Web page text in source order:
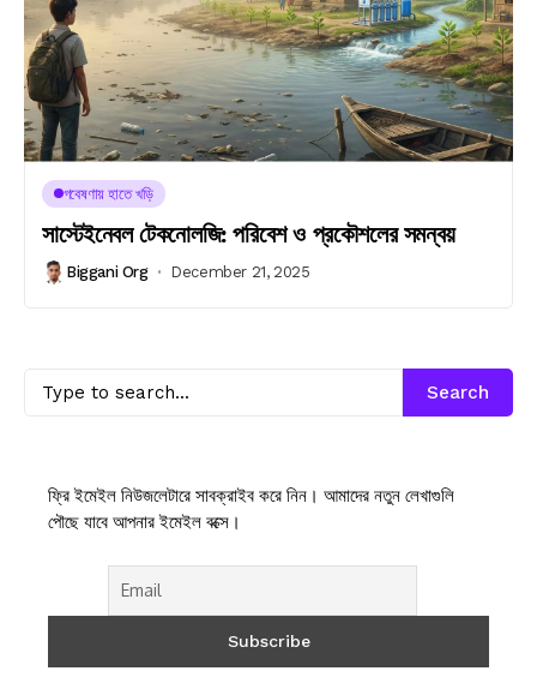
গবেষণায় হাতে খড়ি
সাস্টেইনেবল টেকনোলজি: পরিবেশ ও প্রকৌশলের সমন্বয়
Biggani Org December 21, 2025
Search
ফ্রি ইমেইল নিউজলেটারে সাবক্রাইব করে নিন। আমাদের নতুন লেখাগুলি
পৌছে যাবে আপনার ইমেইল বক্সে।